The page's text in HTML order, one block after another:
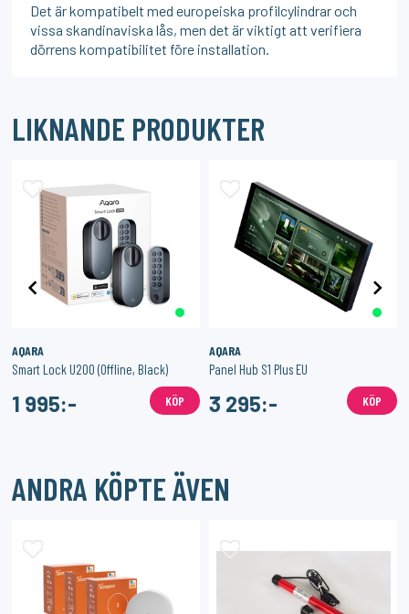
Det är kompatibelt med europeiska profilcylindrar och
vissa skandinaviska lås, men det är viktigt att verifiera
dörrens kompatibilitet före installation.
LIKNANDE PRODUKTER
AQARA
Smart Lock U200 (Offline, Black)
1 995:- KÖP
AQARA
Panel Hub S1 Plus EU
3 295:- KÖP
ANDRA KÖPTE ÄVEN